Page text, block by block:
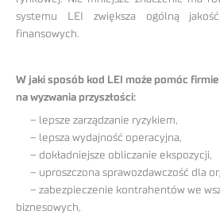
systemu LEI zwiększa ogólną
finansowych.
W jaki sposób kod LEI może pomóc
na wyzwania przyszłości:
– lepsze zarządzanie ryzykiem,
– lepsza wydajność operacyjna,
– dokładniejsze obliczanie ekspozycji,
– uproszczona sprawozdawczość dla
– zabezpieczenie kontrahentów we
biznesowych,